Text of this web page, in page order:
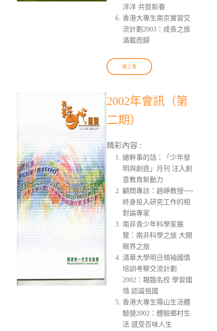
洋洋 共賀新春
香港大專生南京實習交
流計劃2003：成長之旅
滿載而歸
線上看
2002年會訊（第
二期）
精彩內容 :
總幹事的話：「少年發
明與創造」月刊 注入創
意教育新動力
顧問專訪：趙崢教授──
終身投入研究工作的相
對論專家
南非青少年科學家展
覽：南非科學之旅 大開
眼界之旅
清華大學明日領袖國情
培訓考察交流計劃
2002：親臨名校 學習國
情 認識祖國
香港大專生陽山生活體
驗營2002：體驗鄉村生
活 感受百味人生